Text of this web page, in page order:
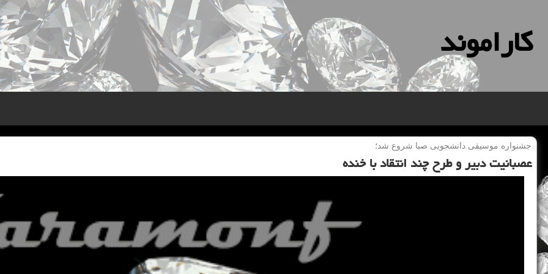
كاراموند
جشنواره موسیقی دانشجویی صبا شروع شد؛
عصبانیت دبیر و طرح چند انتقاد با خنده